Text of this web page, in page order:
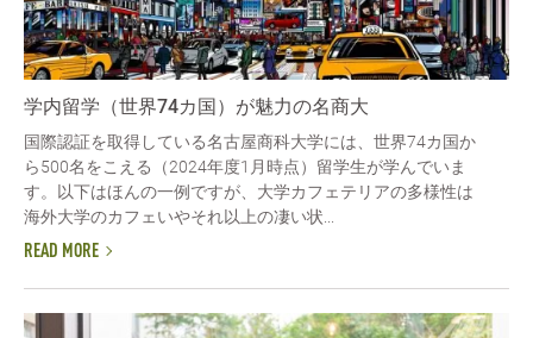
学内留学（世界74カ国）が魅力の名商大
国際認証を取得している名古屋商科大学には、世界74カ国か
ら500名をこえる（2024年度1月時点）留学生が学んでいま
す。以下はほんの一例ですが、大学カフェテリアの多様性は
海外大学のカフェいやそれ以上の凄い状...
READ MORE